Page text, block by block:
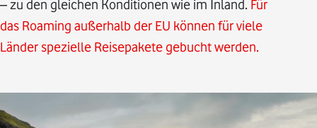
– zu den gleichen Konditionen wie im Inland. Für
das Roaming außerhalb der EU können für viele
Länder spezielle Reisepakete gebucht werden.